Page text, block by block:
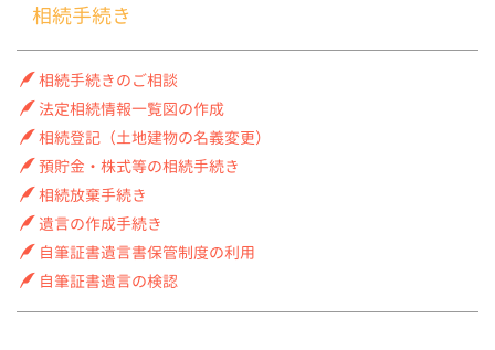
相続手続き
相続手続きのご相談
法定相続情報一覧図の作成
相続登記（土地建物の名義変更）
預貯金・株式等の相続手続き
相続放棄手続き
遺言の作成手続き
自筆証書遺言書保管制度の利用
自筆証書遺言の検認